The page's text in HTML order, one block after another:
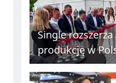
Single rozszerza
produkcję w